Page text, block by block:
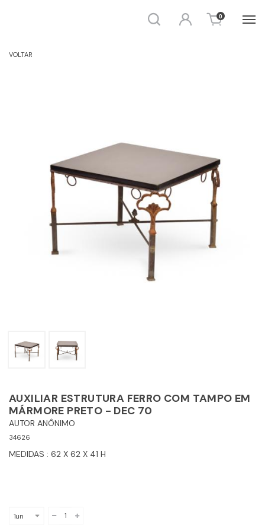
Busca Entrar 0
VOLTAR
AUXILIAR ESTRUTURA FERRO COM TAMPO EM
MÁRMORE PRETO - DEC 70
AUTOR ANÔNIMO
34626
MEDIDAS : 62 X 62 X 41 H